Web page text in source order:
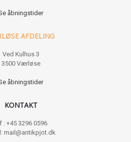
åbningstider
AFDELING
Ved Kulhus 3
3500 Værløse
åbningstider
KONTAKT
: +45 3296 0596
mail@antikpjot.dk